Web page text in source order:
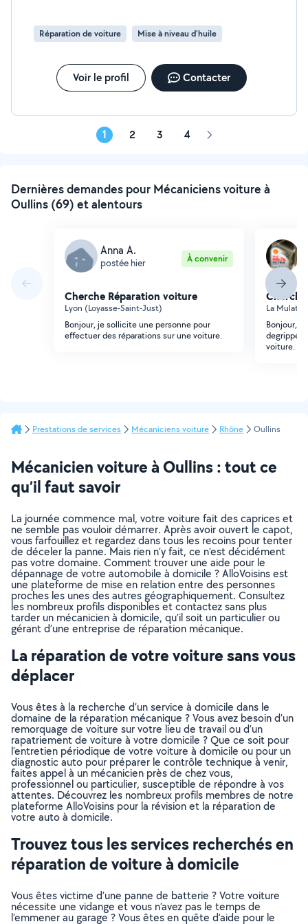
Réparation de voiture Mise à niveau d'huile
Voir le profil Contacter
1 2 3 4 Page
Dernières demandes pour Mécaniciens voiture à
Oullins (69) et alentours
Anna A.
postée hier À convenir
Cherche Réparation voiture
Lyon (Loyasse-Saint-Just)
Bonjour, je sollicite une personne pour
effectuer des réparations sur une voiture.
La
Bonjour,
degripper,
voiture.
Prestations de services Mécaniciens voiture Rhône Oullins
Mécanicien voiture à Oullins : tout ce
qu’il faut savoir
La journée commence mal, votre voiture fait des caprices et
ne semble pas vouloir démarrer. Après avoir ouvert le capot,
vous farfouillez et regardez dans tous les recoins pour tenter
de déceler la panne. Mais rien n’y fait, ce n’est décidément
pas votre domaine. Comment trouver une aide pour le
dépannage de votre automobile à domicile ? AlloVoisins est
une plateforme de mise en relation entre des personnes
proches les unes des autres géographiquement. Consultez
les nombreux profils disponibles et contactez sans plus
tarder un mécanicien à domicile, qu’il soit un particulier ou
gérant d’une entreprise de réparation mécanique.
La réparation de votre voiture sans vous
déplacer
Vous êtes à la recherche d’un service à domicile dans le
domaine de la réparation mécanique ? Vous avez besoin d’un
remorquage de voiture sur votre lieu de travail ou d’un
rapatriement de voiture à votre domicile ? Que ce soit pour
l’entretien périodique de votre voiture à domicile ou pour un
diagnostic auto pour préparer le contrôle technique à venir,
faites appel à un mécanicien près de chez vous,
professionnel ou particulier, susceptible de répondre à vos
attentes. Découvrez les nombreux profils membres de notre
plateforme AlloVoisins pour la révision et la réparation de
votre auto à domicile.
Trouvez tous les services recherchés en
réparation de voiture à domicile
Vous êtes victime d’une panne de batterie ? Votre voiture
nécessite une vidange et vous n’avez pas le temps de
l’emmener au garage ? Vous êtes en quête d’aide pour le